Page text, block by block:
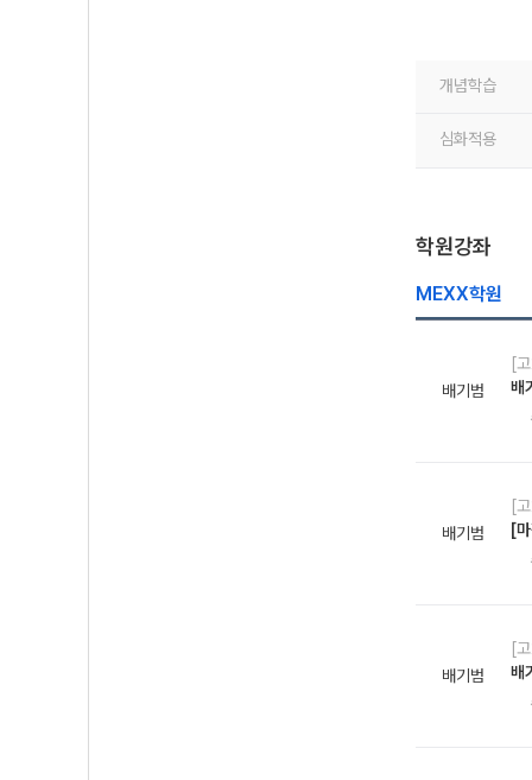
개념학습
심화적용
학원강좌
MEXX학원
배기범
[
배
배기범
[
[
배기범
[
배